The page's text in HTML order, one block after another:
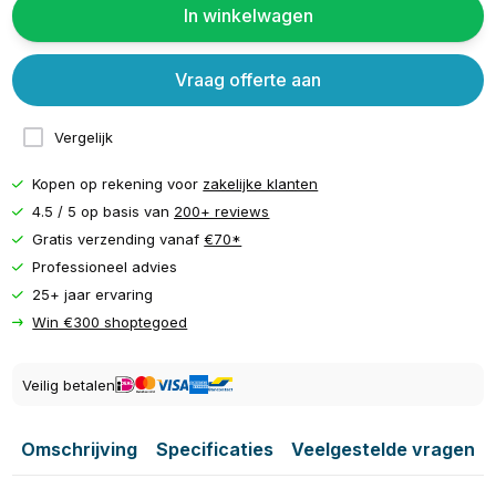
In winkelwagen
Vergelijk
Vraag offerte aan
Kopen op rekening voor zakelijke klanten
4.5 / 5 op basis van 200+ reviews
Gratis verzending vanaf€70*
Professioneel advies
25+ jaar ervaring
Win €300 shoptegoed
Veilig betalen
Omschrijving Specificaties Veelgestelde vragen